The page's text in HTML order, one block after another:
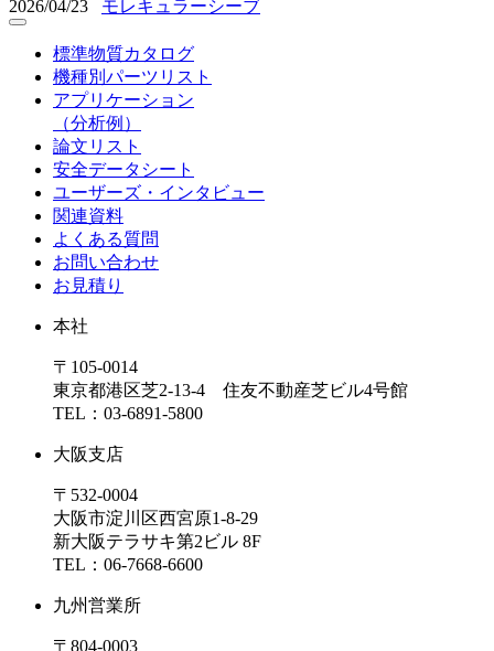
2026/04/23 モレキュラーシーブ
標準物質カタログ
機種別パーツリスト
アプリケーション
（分析例）
論文リスト
安全データシート
ユーザーズ・インタビュー
関連資料
よくある質問
お問い合わせ
お見積り
本社
〒105-0014
東京都港区芝2-13-4 住友不動産芝ビル4号館
TEL：03-6891-5800
大阪支店
〒532-0004
大阪市淀川区西宮原1-8-29
新大阪テラサキ第2ビル 8F
TEL：06-7668-6600
九州営業所
〒804-0003